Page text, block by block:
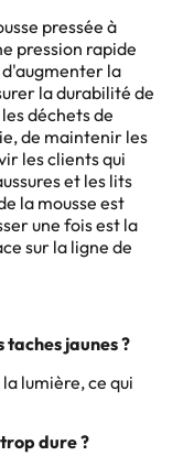
pressée à
pression rapide
la
la durabilité de
déchets de
de maintenir les
les clients qui
et les lits
la mousse est
une fois est la
sur la ligne de
jaunes ?
lumière, ce qui
dure ?